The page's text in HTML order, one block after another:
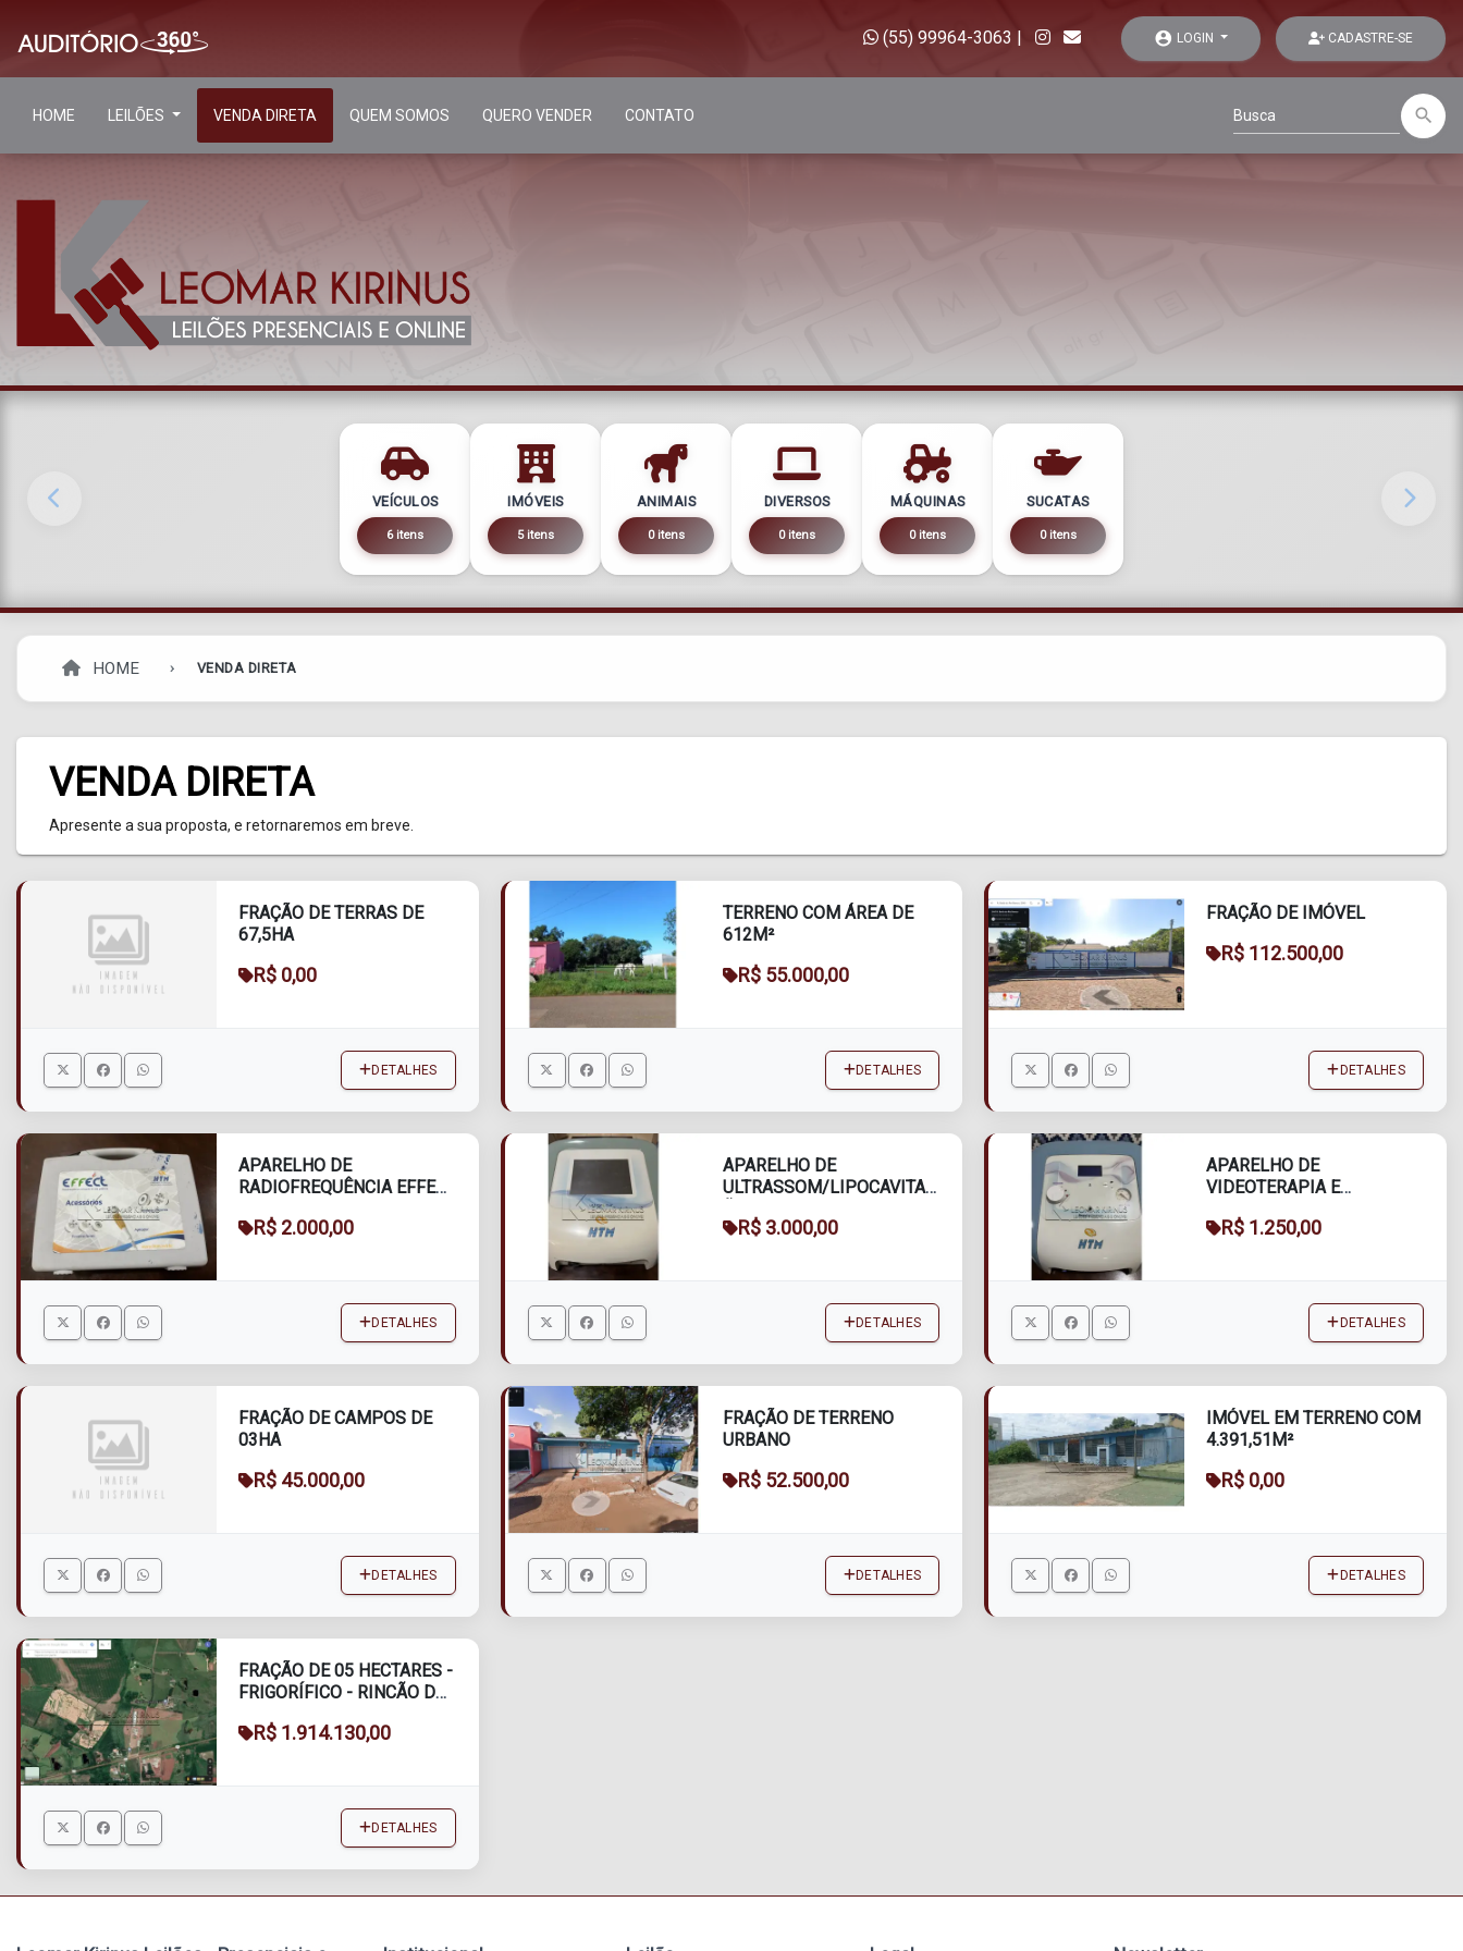
(55) 99964-3063 | account_circle LOGIN CADASTRE-SE
HOME LEILÕES VENDA DIRETA QUEM SOMOS QUERO VENDER CONTATO search
VEÍCULOS
6 itens
IMÓVEIS
5 itens
ANIMAIS
0 itens
DIVERSOS
0 itens
MÁQUINAS
0 itens
SUCATAS
0 itens
HOME VENDA DIRETA
VENDA DIRETA
Apresente a sua proposta, e retornaremos em breve.
FRAÇÃO DE TERRAS DE
67,5HA
R$ 0,00
DETALHES
TERRENO COM ÁREA DE
612M²
R$ 55.000,00
DETALHES
FRAÇÃO DE IMÓVEL
R$ 112.500,00
DETALHES
APARELHO DE
RADIOFREQUÊNCIA EFFECT
R$ 2.000,00
DETALHES
APARELHO DE
ULTRASSOM/LIPOCAVITAÇ
ULTRAFOCUS HTM
R$ 3.000,00
DETALHES
APARELHO DE
VIDEOTERAPIA E
DERMO HTM
R$ 1.250,00
DETALHES
FRAÇÃO DE CAMPOS DE
03HA
R$ 45.000,00
DETALHES
FRAÇÃO DE TERRENO
URBANO
R$ 52.500,00
DETALHES
IMÓVEL EM TERRENO COM
4.391,51M²
R$ 0,00
DETALHES
FRAÇÃO DE 05 HECTARES -
FRIGORÍFICO - RINCÃO DA
R$ 1.914.130,00
DETALHES